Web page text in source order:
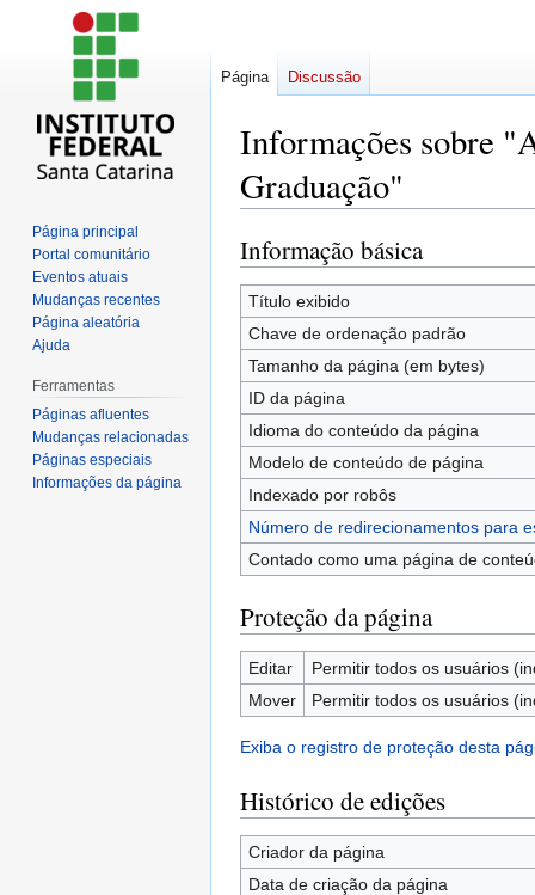
Informações sobre
Graduação"
Ir
para
navegação
Ir
para
pesquisar
Informação básica
Título exibido
Chave de ordenação padrão
Tamanho da página (em bytes)
ID da página
Idioma do conteúdo da página
Modelo de conteúdo de página
Indexado por robôs
Número de redirecionamentos para
Contado como uma página de
Proteção da página
Editar
Permitir todos os usuários
Mover
Permitir todos os usuários
Exiba o registro de proteção desta
Histórico de edições
Criador da página
Data de criação da página
Página Discussão
Página principal
Portal comunitário
Eventos atuais
Mudanças recentes
Página aleatória
Ajuda
Ferramentas
Páginas afluentes
Mudanças relacionadas
Páginas especiais
Informações da página